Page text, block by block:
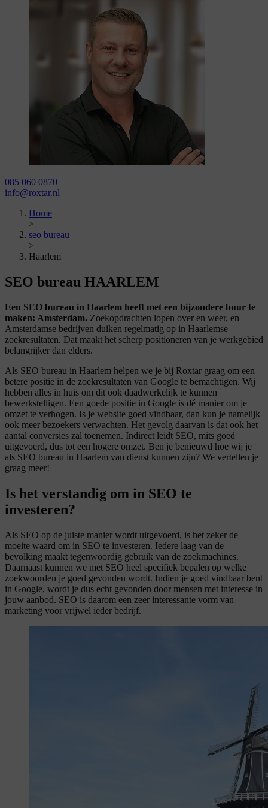
085 060 0870
info@roxtar.nl
Home
>
seo bureau
>
Haarlem
SEO bureau HAARLEM
Een SEO bureau in Haarlem heeft met een bijzondere buur te
maken: Amsterdam. Zoekopdrachten lopen over en weer, en
Amsterdamse bedrijven duiken regelmatig op in Haarlemse
zoekresultaten. Dat maakt het scherp positioneren van je werkgebied
belangrijker dan elders.
Als SEO bureau in Haarlem helpen we je bij Roxtar graag om een
betere positie in de zoekresultaten van Google te bemachtigen. Wij
hebben alles in huis om dit ook daadwerkelijk te kunnen
bewerkstelligen. Een goede positie in Google is dé manier om je
omzet te verhogen. Is je website goed vindbaar, dan kun je namelijk
ook meer bezoekers verwachten. Het gevolg daarvan is dat ook het
aantal conversies zal toenemen. Indirect leidt SEO, mits goed
uitgevoerd, dus tot een hogere omzet. Ben je benieuwd hoe wij je
als SEO bureau in Haarlem van dienst kunnen zijn? We vertellen je
graag meer!
Is het verstandig om in SEO te
investeren?
Als SEO op de juiste manier wordt uitgevoerd, is het zeker de
moeite waard om in SEO te investeren. Iedere laag van de
bevolking maakt tegenwoordig gebruik van de zoekmachines.
Daarnaast kunnen we met SEO heel specifiek bepalen op welke
zoekwoorden je goed gevonden wordt. Indien je goed vindbaar bent
in Google, wordt je dus echt gevonden door mensen met interesse in
jouw aanbod. SEO is daarom een zeer interessante vorm van
marketing voor vrijwel ieder bedrijf.